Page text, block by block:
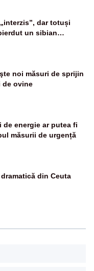
dar totuși
un sibian
în centrul
noi măsuri de sprijin
de ovine
de energie ar putea fi
măsurii de urgență
din Ceuta